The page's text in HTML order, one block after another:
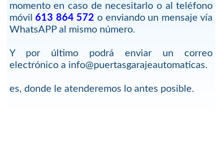
momento en caso de necesitarlo o al teléfono
móvil613 864 572 o enviando un mensaje vía
WhatsAPP al mismo número.
Y por último podrá enviar un correo
electrónico a info@puertasgarajeautomaticas.
es, donde le atenderemos lo antes posible.